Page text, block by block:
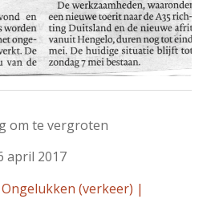
om te vergroten
april 2017
Ongelukken (verkeer) |